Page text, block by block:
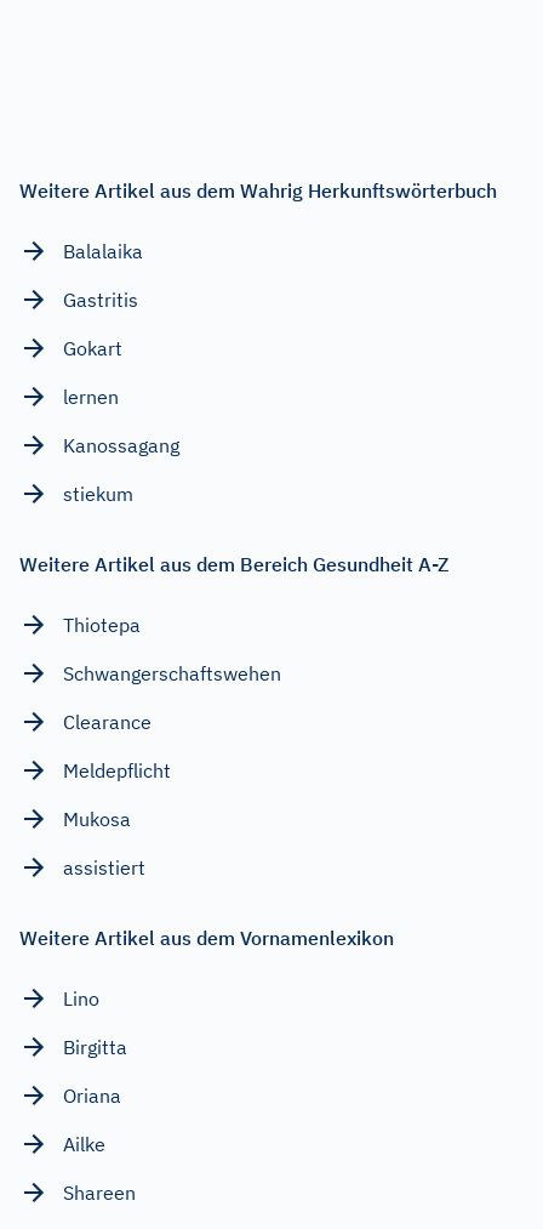
Weitere Artikel aus dem Wahrig Herkunftswörterbuch
Balalaika
Gastritis
Gokart
lernen
Kanossagang
stiekum
Weitere Artikel aus dem Bereich Gesundheit A-Z
Thiotepa
Schwangerschaftswehen
Clearance
Meldepflicht
Mukosa
assistiert
Weitere Artikel aus dem Vornamenlexikon
Lino
Birgitta
Oriana
Ailke
Shareen